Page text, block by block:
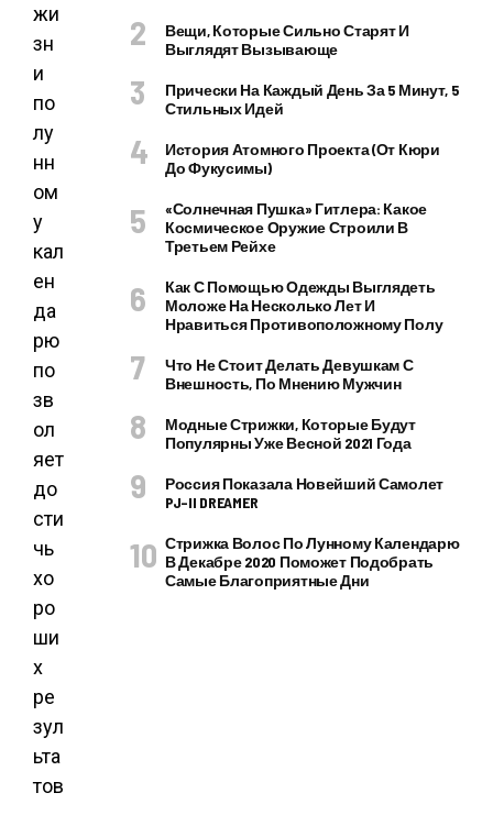
жи
зн
и
по
лу
нн
ом
у
кал
ен
да
рю
по
зв
ол
яет
до
сти
чь
хо
ро
ши
х
ре
зул
ьта
тов
Вещи, Которые Сильно Старят И
Выглядят Вызывающе
Прически На Каждый День За 5 Минут, 5
Стильных Идей
История Атомного Проекта (от Кюри
До Фукусимы)
«Солнечная Пушка» Гитлера: Какое
Космическое Оружие Строили В
Третьем Рейхе
Как С Помощью Одежды Выглядеть
Моложе На Несколько Лет И
Нравиться Противоположному Полу
Что Не Стоит Делать Девушкам С
Внешность, По Мнению Мужчин
Модные Стрижки, Которые Будут
Популярны Уже Весной 2021 Года
Россия Показала Новейший Самолет
PJ–II DREAMER
Стрижка Волос По Лунному Календарю
В Декабре 2020 Поможет Подобрать
Самые Благоприятные Дни